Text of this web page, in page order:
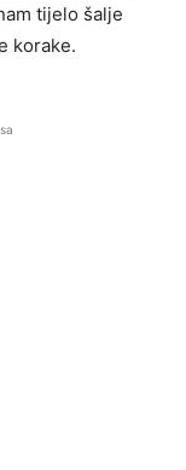
tijelo šalje
korake.